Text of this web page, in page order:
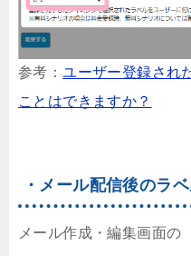
参考：ユーザー登録され
ことはできますか？
・メール配信後のラ
メール作成・編集画面の